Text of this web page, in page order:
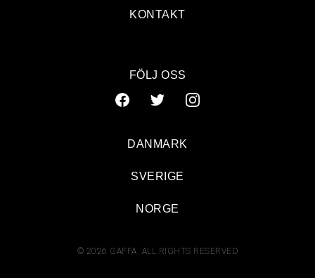
KONTAKT
FÖLJ OSS
© 2026 GAFFA. ALL RIGHTS RESERVED
DANMARK
SVERIGE
NORGE